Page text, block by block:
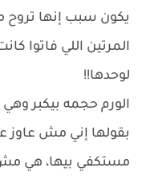
يكون سبب إنها تروح
المرتين اللي فاتوا
لوحدها!!
الورم حجمه بيكبر
بقولها إني مش عاوز
مستكفي بيها، هي